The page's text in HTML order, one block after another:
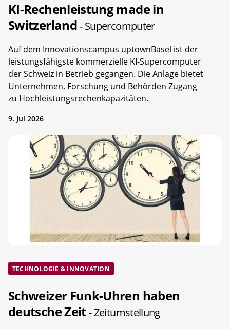
KI-Rechenleistung made in
Switzerland- Supercomputer
Auf dem Innovationscampus uptownBasel ist der
leistungsfähigste kommerzielle KI-Supercomputer
der Schweiz in Betrieb gegangen. Die Anlage bietet
Unternehmen, Forschung und Behörden Zugang
zu Hochleistungsrechenkapazitäten.
9. Jul 2026
TECHNOLOGIE & INNOVATION
Schweizer Funk-Uhren haben
deutsche Zeit- Zeitumstellung